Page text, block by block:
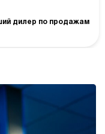
дилер по продажам